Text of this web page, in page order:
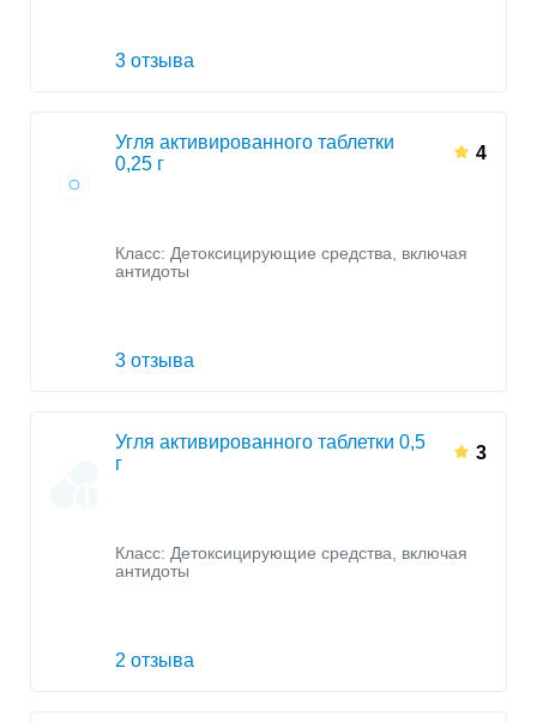
3 отзыва
Угля активированного таблетки
0,25 г
4
Класс: Детоксицирующие средства, включая
антидоты
3 отзыва
Угля активированного таблетки 0,5
г
3
Класс: Детоксицирующие средства, включая
антидоты
2 отзыва